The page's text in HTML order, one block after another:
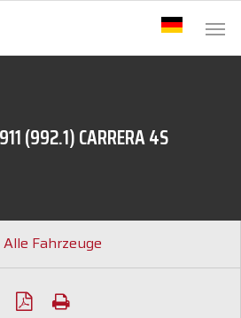
(992.1) CARRERA 4S
Alle Fahrzeuge